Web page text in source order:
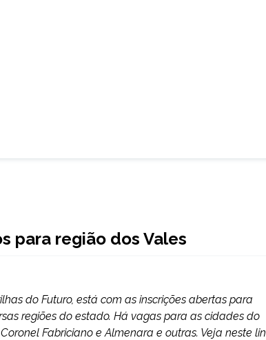
para região dos Vales
do Futuro, está com as inscrições abertas para
regiões do estado. Há vagas para as cidades do
Fabriciano e Almenara e outras. Veja neste